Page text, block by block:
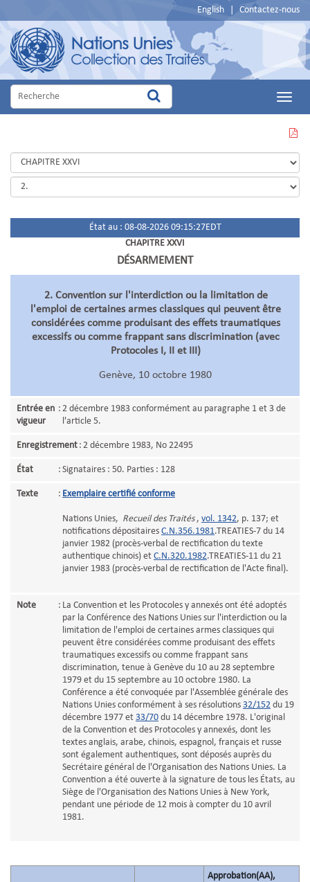
English Contactez-nous
Main
CETTE
PAGE
EN
PDF
État au : 08-08-2026 09:15:27EDT
CHAPITRE XXVI
DÉSARMEMENT
2. Convention sur l'interdiction ou la limitation de
l'emploi de certaines armes classiques qui peuvent être
considérées comme produisant des effets traumatiques
excessifs ou comme frappant sans discrimination (avec
Protocoles I, II et III)
Genève, 10 octobre 1980
Entrée en
vigueur
: 2 décembre 1983 conformément au paragraphe 1 et 3 de
l'article 5.
Enregistrement : 2 décembre 1983, No 22495
État : Signataires : 50. Parties : 128
Texte : Exemplaire certifié conforme
Nations Unies, Recueil des Traités, vol. 1342, p. 137; et
notifications dépositaires C.N.356.1981.TREATIES-7 du 14
janvier 1982 (procès-verbal de rectification du texte
authentique chinois) et C.N.320.1982.TREATIES-11 du 21
janvier 1983 (procès-verbal de rectification de l'Acte final).
Note : La Convention et les Protocoles y annexés ont été adoptés
par la Conférence des Nations Unies sur l'interdiction ou la
limitation de l'emploi de certaines armes classiques qui
peuvent être considérées comme produisant des effets
traumatiques excessifs ou comme frappant sans
discrimination, tenue à Genève du 10 au 28 septembre
1979 et du 15 septembre au 10 octobre 1980. La
Conférence a été convoquée par l'Assemblée générale des
Nations Unies conformément à ses résolutions 32/152 du 19
décembre 1977 et 33/70 du 14 décembre 1978. L'original
de la Convention et des Protocoles y annexés, dont les
textes anglais, arabe, chinois, espagnol, français et russe
sont également authentiques, sont déposés auprès du
Secrétaire général de l'Organisation des Nations Unies. La
Convention a été ouverte à la signature de tous les États, au
Siège de l'Organisation des Nations Unies à New York,
pendant une période de 12 mois à compter du 10 avril
1981.
Approbation(AA),